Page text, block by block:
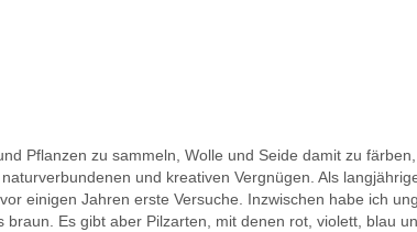
Pflanzen zu sammeln, Wolle und Seide damit zu
und kreativen Vergnügen. Als
einigen Jahren erste Versuche. Inzwischen habe ich
Es gibt aber Pilzarten, mit denen rot, violett, blau